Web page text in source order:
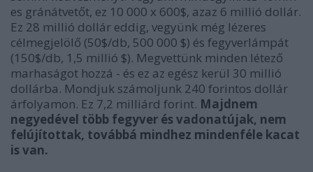
es gránátvetőt, ez 10 000 x 600$, azaz 6 millió dollár.
Ez 28 millió dollár eddig, vegyünk még lézeres
célmegjelölő (50$/db, 500 000 $) és fegyverlámpát
(150$/db, 1,5 millió $). Megvettünk minden létező
marhaságot hozzá - és ez az egész kerül 30 millió
dollárba. Mondjuk számoljunk 240 forintos dollár
árfolyamon. Ez 7,2 milliárd forint. Majdnem
negyedével több fegyver és vadonatújak, nem
felújítottak, továbbá mindhez mindenféle kacat
is van.